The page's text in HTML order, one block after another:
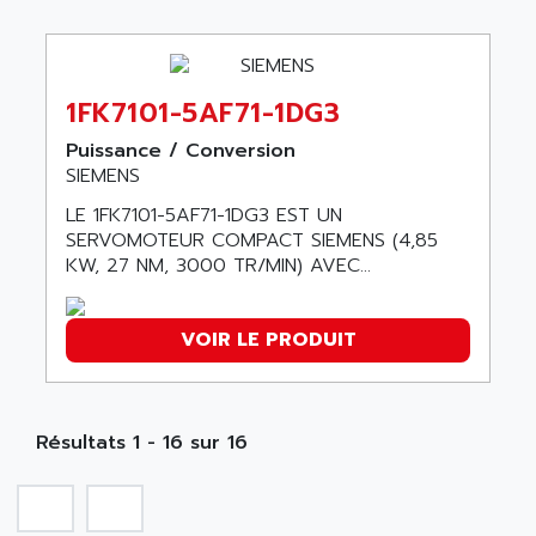
TSX 21
ALTISTART
TEXT DISPLAY
SIMATIC S5 115U
SINUMERIK 840
SMTBD1
SMT
SMT-BSI
CPX37
CE65
ATP
9300-SERIES
AJC BATTERY
AJHUA TECHNOLOGY
AK ELECTRONIQUE
AKA
AKKU
ALACATEL
1FK7101-5AF71-1DG3
Puissance / Conversion
SIEMENS
LE 1FK7101-5AF71-1DG3 EST UN
SERVOMOTEUR COMPACT SIEMENS (4,85
KW, 27 NM, 3000 TR/MIN) AVEC...
VOIR LE PRODUIT
Résultats 1 - 16 sur 16